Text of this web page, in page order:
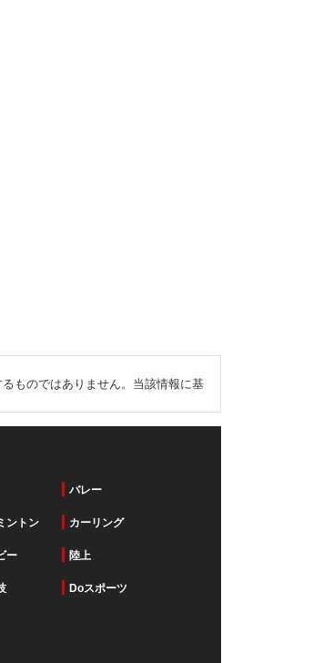
ものではありません。当該情報に基
バレー
ントン カーリング
ー 陸上
Doスポーツ